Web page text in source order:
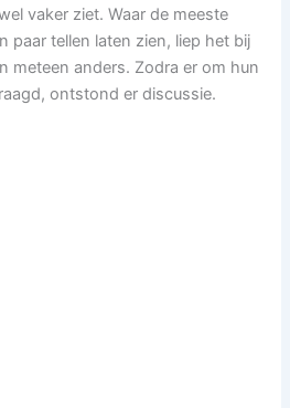
vaker ziet. Waar de meeste
paar tellen laten zien, liep het bij
meteen anders. Zodra er om hun
ontstond er discussie.